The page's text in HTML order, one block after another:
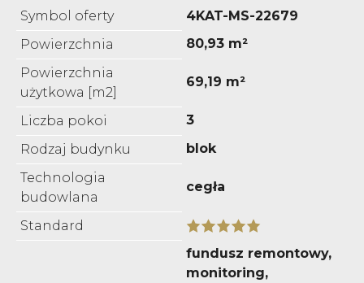
Symbol oferty
4KAT-MS-22679
Powierzchnia
80,93 m²
Powierzchnia
użytkowa [m2]
69,19 m²
Liczba pokoi
3
Rodzaj budynku
blok
Technologia
budowlana
cegła
Standard
fundusz remontowy,
monitoring,